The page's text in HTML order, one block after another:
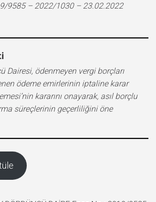
9585 – 2022/1030 – 23.02.2022
Dairesi, ödenmeyen vergi borçları
ödeme emirlerinin iptaline karar
kararını onayarak, asıl borçlu
süreçlerinin geçerliliğini öne